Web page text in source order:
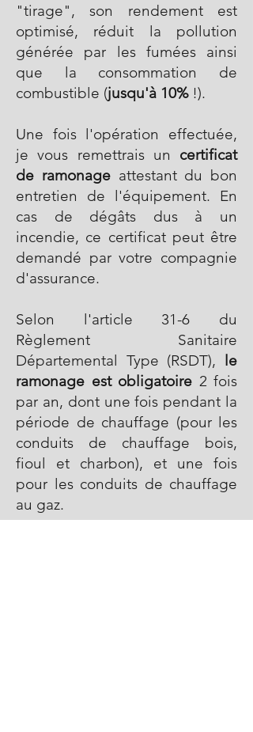
"tirage", son rendement est
optimisé, réduit la pollution
générée par les fumées ainsi
que la consommation de
combustible (jusqu'à 10%!).
Une fois l'opération effectuée,
je vous remettrais un certificat
de ramonageattestant du bon
entretien de l'équipement. En
cas de dégâts dus à un
incendie, ce certificat peut être
demandé par votre compagnie
d'assurance.
Selon l'article 31-6 du
Règlement Sanitaire
Départemental Type (RSDT), le
ramonage est obligatoire 2 fois
par an, dont une fois pendant la
période de chauffage (pour les
conduits de chauffage bois,
fioul et charbon), et une fois
pour les conduits de chauffage
au gaz.